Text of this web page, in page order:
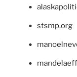
stsmp.org